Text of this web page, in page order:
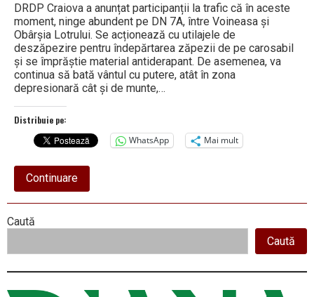
DRDP Craiova a anunțat participanții la trafic că în aceste
moment, ninge abundent pe DN 7A, între Voineasa și
Obârșia Lotrului. Se acționează cu utilajele de
deszăpezire pentru îndepărtarea zăpezii de pe carosabil
și se împrăștie material antiderapant. De asemenea, va
continua să bată vântul cu putere, atât în zona
depresionară cât și de munte,…
Distribuie pe:
WhatsApp
Mai mult
Continuareabout
Iarna
nu
munte
Right
Asides
Caută
Caută